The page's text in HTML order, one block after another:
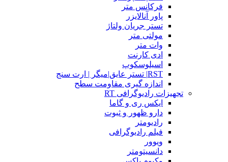
فرکانس متر
پاور آنالایزر
تستر جریان ولتاژ
مولتی متر
وات متر
ادی کارنت
اسیلوسکوپ
RST| تستر عایق|میگر | ارت سنج
اندازه گیری مقاومت سطح
تجهیزات رادیوگرافی RT
ایکس ری و گاما
دارو ظهور و ثبوت
رادیومتر
فیلم رادیوگرافی
ویوور
دانسیتومتر